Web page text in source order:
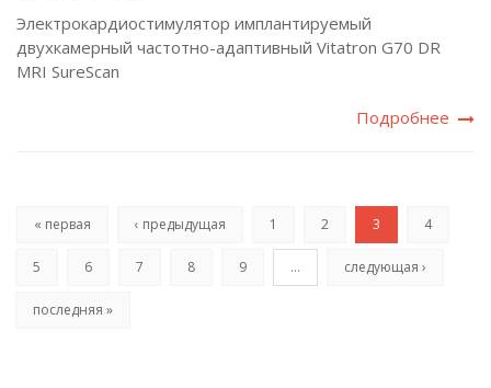
Электрокардиостимулятор имплантируемый
двухкамерный частотно-адаптивный Vitatron G70 DR
MRI SureScan
Подробнее
« первая ‹ предыдущая 1 2 3 4
5 6 7 8 9 … следующая ›
последняя »